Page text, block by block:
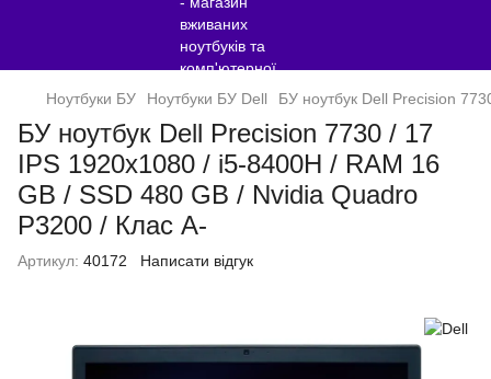
Ноутбуки БУ Ноутбуки БУ Dell БУ ноутбук Dell Precision
БУ ноутбук Dell Precision 7730 / 17
IPS 1920x1080 / i5-8400H / RAM 16
GB / SSD 480 GB / Nvidia Quadro
P3200 / Клас A-
Артикул: 40172 Написати відгук